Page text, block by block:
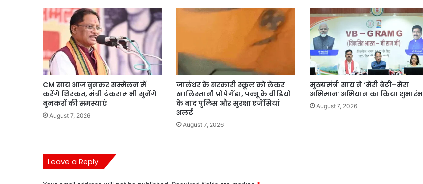
CM साय आज बुनकर सम्मेलन में
करेंगे शिरकत, मंत्री टंकराम भी सुनेंगे
बुनकरों की समस्याएं
August 7, 2026
जालंधर के सरकारी स्कूल को लेकर
खालिस्तानी प्रोपेगेंडा, पन्नू के वीडियो
के बाद पुलिस और सुरक्षा एजेंसियां
अलर्ट
August 7, 2026
मुख्यमंत्री साय ने ‘मेरी बेटी–मेरा
अभिमान’ अभियान का किया शुभारंभ
August 7, 2026
Leave a Reply